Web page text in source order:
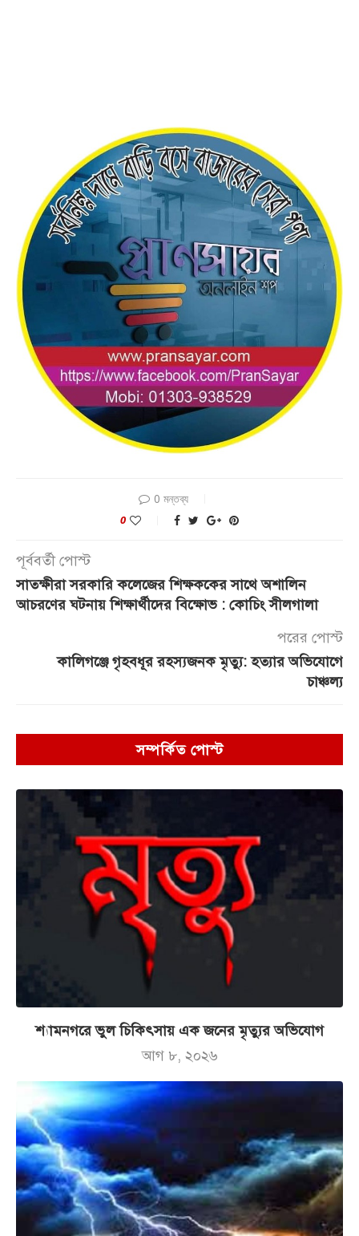
0 মন্তব্য
0
পূর্ববর্তী পোস্ট
সাতক্ষীরা সরকারি কলেজের শিক্ষককের সাথে অশালিন
আচরণের ঘটনায় শিক্ষার্থীদের বিক্ষোভ : কোচিং সীলগালা
পরের পোস্ট
কালিগঞ্জে গৃহবধূর রহস্যজনক মৃত্যু: হত্যার অভিযোগে
চাঞ্চল্য
সম্পর্কিত পোস্ট
শ্যামনগরে ভুল চিকিৎসায় এক জনের মৃত্যুর অভিযোগ
আগ ৮, ২০২৬